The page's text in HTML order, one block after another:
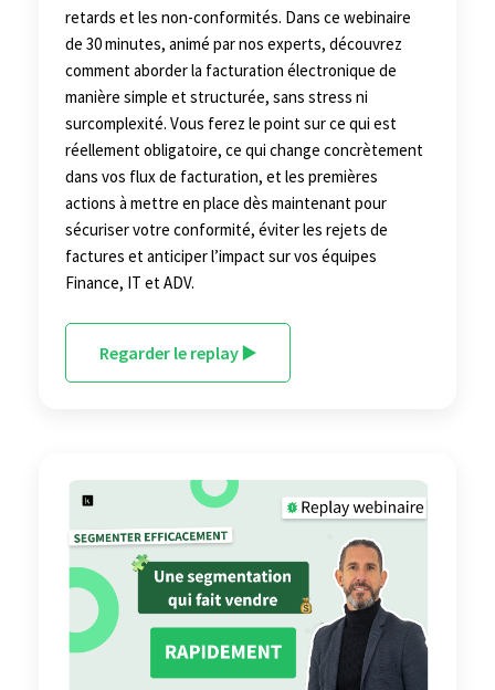
retards et les non-conformités. Dans ce webinaire
de 30 minutes, animé par nos experts, découvrez
comment aborder la facturation électronique de
manière simple et structurée, sans stress ni
surcomplexité. Vous ferez le point sur ce qui est
réellement obligatoire, ce qui change concrètement
dans vos flux de facturation, et les premières
actions à mettre en place dès maintenant pour
sécuriser votre conformité, éviter les rejets de
factures et anticiper l’impact sur vos équipes
Finance, IT et ADV.
Regarder le replay ▶️